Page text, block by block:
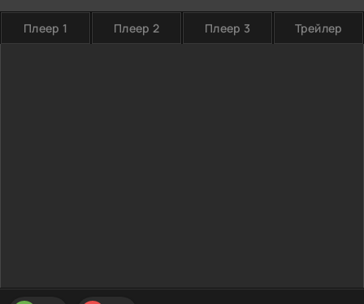
Плеер 1 Плеер 2 Плеер 3 Трейлер